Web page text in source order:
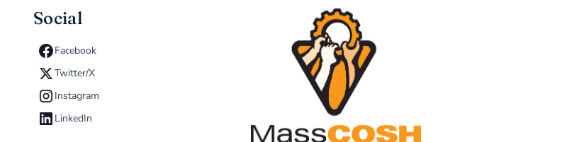
Social
Facebook
Twitter/X
Instagram
LinkedIn